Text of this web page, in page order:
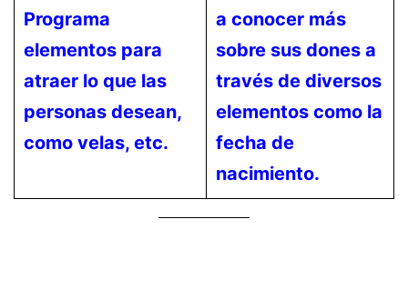
Programa
elementos para
atraer lo que las
personas desean,
como velas, etc.
a conocer más
sobre sus dones a
través de diversos
elementos como la
fecha de
nacimiento.